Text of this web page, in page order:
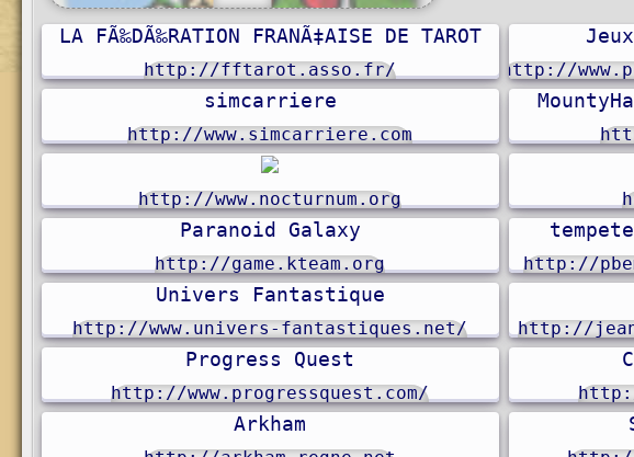
M
a
n
f
r
e
LA FÃ‰DÃ‰RATION FRANÃ‡AISE DE TAROT
http://fftarot.asso.fr/ http://
simcarriere
http://www.simcarriere.com
http://www.nocturnum.org
Paranoid Galaxy
http://game.kteam.org http://
Univers Fantastique
http://www.univers-fantastiques.net/ http://
Progress Quest
http://www.progressquest.com/
Arkham